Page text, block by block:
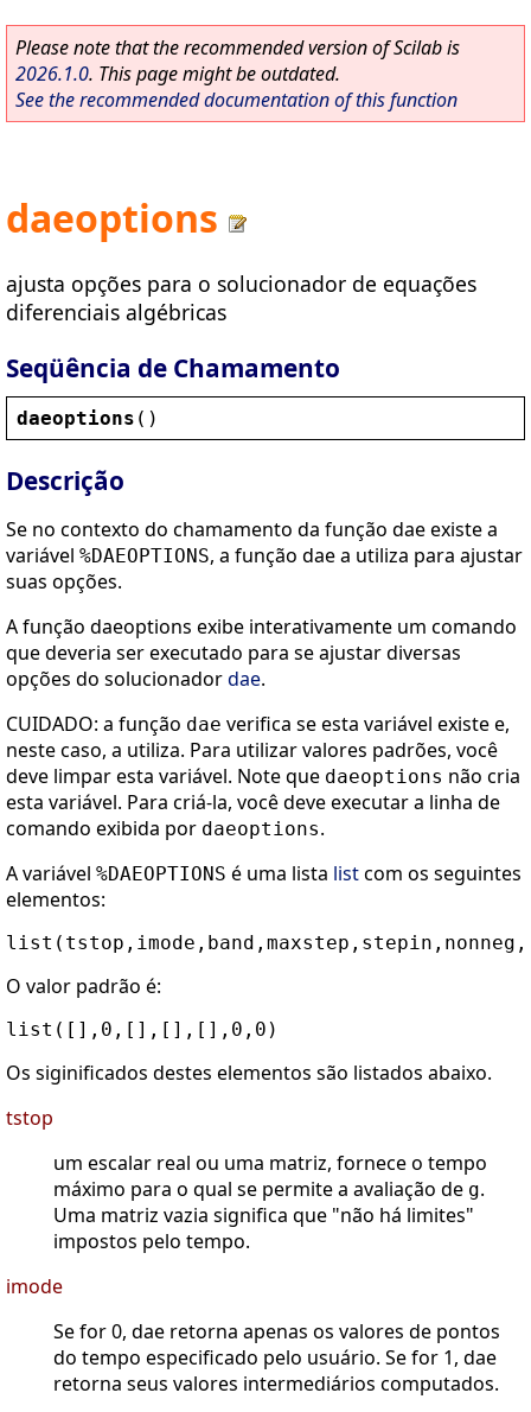
Please note that the recommended version of Scilab is
2026.1.0. This page might be outdated.
See the recommended documentation of this function
daeoptions
ajusta opções para o solucionador de equações
diferenciais algébricas
Seqüência de Chamamento
daeoptions ()
Descrição
Se no contexto do chamamento da função dae existe a
variável %DAEOPTIONS, a função dae a utiliza para ajustar
suas opções.
A função daeoptions exibe interativamente um comando
que deveria ser executado para se ajustar diversas
opções do solucionadordae.
CUIDADO: a função dae verifica se esta variável existe e,
neste caso, a utiliza. Para utilizar valores padrões, você
deve limpar esta variável. Note que daeoptions não cria
esta variável. Para criá-la, você deve executar a linha de
comando exibida por daeoptions.
A variável %DAEOPTIONS é uma lista listcom os seguintes
elementos:
O valor padrão é:
Os siginificados destes elementos são listados abaixo.
tstop
um escalar real ou uma matriz, fornece o tempo
máximo para o qual se permite a avaliação de g.
Uma matriz vazia significa que "não há limites"
impostos pelo tempo.
imode
Se for 0, dae retorna apenas os valores de pontos
do tempo especificado pelo usuário. Se for 1, dae
retorna seus valores intermediários computados.